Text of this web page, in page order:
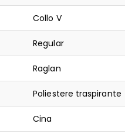
Collo V
Regular
Raglan
Poliestere traspirante
Cina